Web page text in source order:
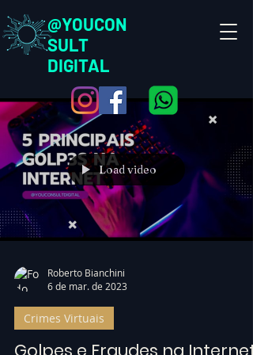
@YOUCON
SULT
DIGITAL
Load video
Roberto Bianchini
6 de mar. de 2023
Crimes Virtuais